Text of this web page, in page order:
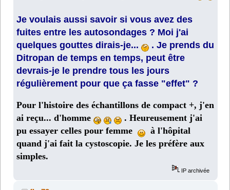
Je voulais aussi savoir si vous avez des
fuites entre les autosondages ? Moi j'ai
quelques gouttes dirais-je...
. Je prends du
Ditropan de temps en temps, peut être
devrais-je le prendre tous les jours
régulièrement pour que ça fasse "effet" ?
Pour l'histoire des échantillons de compact +, j'en
ai reçu... d'homme
. Heureusement j'ai
pu essayer celles pour femme
à l'hôpital
quand j'ai fait la cystoscopie. Je les préfère aux
simples.
IP archivée